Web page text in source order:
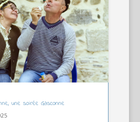
une soirée Gasconne